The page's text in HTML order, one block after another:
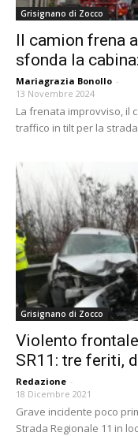
Grisignano di Zocco
Il camion frena
sfonda la
Mariagrazia Bonollo -
13 Novembre 2024
La frenata improvviso, il
traffico in tilt per la
Grisignano di Zocco
Violento
SR11: tre feriti,
Redazione -
18 Dicembre 2021
Grave incidente poco
Strada Regionale 11 in